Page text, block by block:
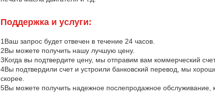
Поддержка и услуги:
1Ваш запрос будет отвечен в течение 24 часов.
2Вы можете получить нашу лучшую цену.
3Когда вы подтвердите цену, мы отправим вам коммерческий
4Вы подтвердили счет и устроили банковский перевод, мы
скорее.
5Вы можете получить надежное послепродажное обслуживание,